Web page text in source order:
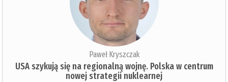
Paweł Kryszczak
USA szykują się na regionalną wojnę. Polska w centrum
nowej strategii nuklearnej